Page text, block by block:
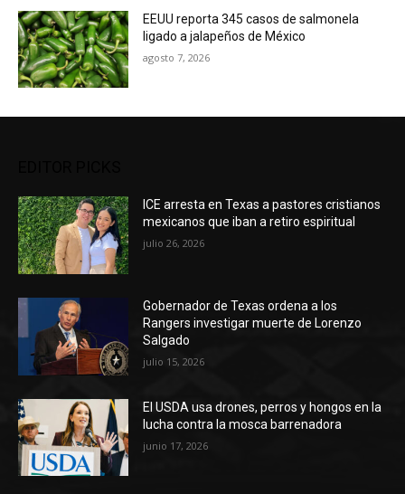
EEUU reporta 345 casos de salmonela
ligado a jalapeños de México
agosto 7, 2026
ICE arresta en Texas a pastores cristianos
mexicanos que iban a retiro espiritual
julio 26, 2026
Gobernador de Texas ordena a los
Rangers investigar muerte de Lorenzo
Salgado
julio 15, 2026
El USDA usa drones, perros y hongos en la
lucha contra la mosca barrenadora
junio 17, 2026